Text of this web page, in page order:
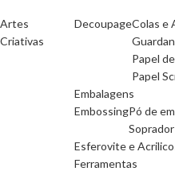
Artes
Criativas
DecoupageColas e
Papel
Papel
Embalagens
EmbossingPó de
Soprador
Esferovite e
Ferramentas